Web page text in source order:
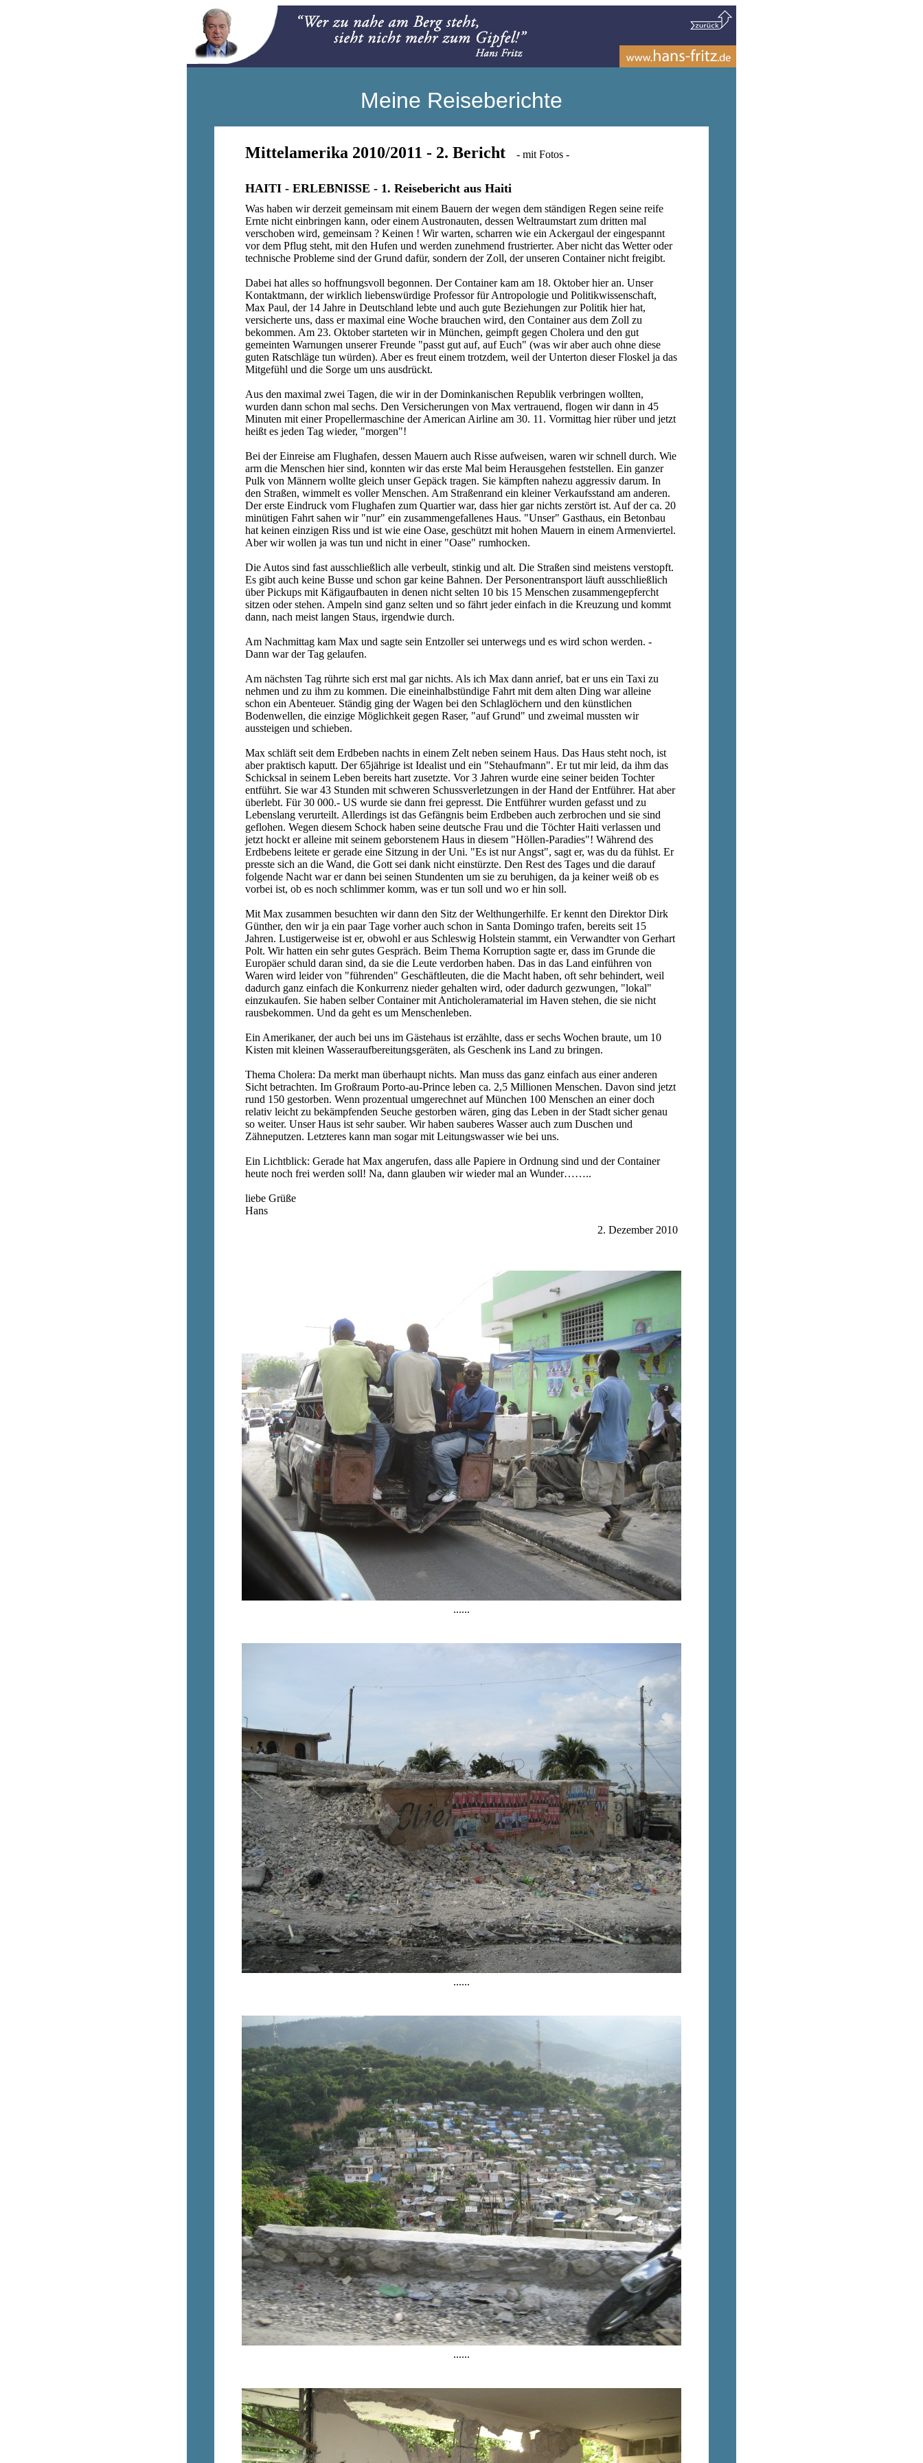
Meine Reiseberichte
Mittelamerika 2010/2011 - 2. Bericht - mit Fotos -
HAITI - ERLEBNISSE - 1. Reisebericht aus Haiti
Was haben wir derzeit gemeinsam mit einem Bauern der wegen dem ständigen Regen seine reife
Ernte nicht einbringen kann, oder einem Austronauten, dessen Weltraumstart zum dritten mal
verschoben wird, gemeinsam ? Keinen ! Wir warten, scharren wie ein Ackergaul der eingespannt
vor dem Pflug steht, mit den Hufen und werden zunehmend frustrierter. Aber nicht das Wetter oder
technische Probleme sind der Grund dafür, sondern der Zoll, der unseren Container nicht freigibt.
Dabei hat alles so hoffnungsvoll begonnen. Der Container kam am 18. Oktober hier an. Unser
Kontaktmann, der wirklich liebenswürdige Professor für Antropologie und Politikwissenschaft,
Max Paul, der 14 Jahre in Deutschland lebte und auch gute Beziehungen zur Politik hier hat,
versicherte uns, dass er maximal eine Woche brauchen wird, den Container aus dem Zoll zu
bekommen. Am 23. Oktober starteten wir in München, geimpft gegen Cholera und den gut
gemeinten Warnungen unserer Freunde "passt gut auf, auf Euch" (was wir aber auch ohne diese
guten Ratschläge tun würden). Aber es freut einem trotzdem, weil der Unterton dieser Floskel ja das
Mitgefühl und die Sorge um uns ausdrückt.
Aus den maximal zwei Tagen, die wir in der Dominkanischen Republik verbringen wollten,
wurden dann schon mal sechs. Den Versicherungen von Max vertrauend, flogen wir dann in 45
Minuten mit einer Propellermaschine der American Airline am 30. 11. Vormittag hier rüber und jetzt
heißt es jeden Tag wieder, "morgen"!
Bei der Einreise am Flughafen, dessen Mauern auch Risse aufweisen, waren wir schnell durch. Wie
arm die Menschen hier sind, konnten wir das erste Mal beim Herausgehen feststellen. Ein ganzer
Pulk von Männern wollte gleich unser Gepäck tragen. Sie kämpften nahezu aggressiv darum. In
den Straßen, wimmelt es voller Menschen. Am Straßenrand ein kleiner Verkaufsstand am anderen.
Der erste Eindruck vom Flughafen zum Quartier war, dass hier gar nichts zerstört ist. Auf der ca. 20
minütigen Fahrt sahen wir "nur" ein zusammengefallenes Haus. "Unser" Gasthaus, ein Betonbau
hat keinen einzigen Riss und ist wie eine Oase, geschützt mit hohen Mauern in einem Armenviertel.
Aber wir wollen ja was tun und nicht in einer "Oase" rumhocken.
Die Autos sind fast ausschließlich alle verbeult, stinkig und alt. Die Straßen sind meistens verstopft.
Es gibt auch keine Busse und schon gar keine Bahnen. Der Personentransport läuft ausschließlich
über Pickups mit Käfigaufbauten in denen nicht selten 10 bis 15 Menschen zusammengepfercht
sitzen oder stehen. Ampeln sind ganz selten und so fährt jeder einfach in die Kreuzung und kommt
dann, nach meist langen Staus, irgendwie durch.
Am Nachmittag kam Max und sagte sein Entzoller sei unterwegs und es wird schon werden. -
Dann war der Tag gelaufen.
Am nächsten Tag rührte sich erst mal gar nichts. Als ich Max dann anrief, bat er uns ein Taxi zu
nehmen und zu ihm zu kommen. Die eineinhalbstündige Fahrt mit dem alten Ding war alleine
schon ein Abenteuer. Ständig ging der Wagen bei den Schlaglöchern und den künstlichen
Bodenwellen, die einzige Möglichkeit gegen Raser, "auf Grund" und zweimal mussten wir
aussteigen und schieben.
Max schläft seit dem Erdbeben nachts in einem Zelt neben seinem Haus. Das Haus steht noch, ist
aber praktisch kaputt. Der 65jährige ist Idealist und ein "Stehaufmann". Er tut mir leid, da ihm das
Schicksal in seinem Leben bereits hart zusetzte. Vor 3 Jahren wurde eine seiner beiden Tochter
entführt. Sie war 43 Stunden mit schweren Schussverletzungen in der Hand der Entführer. Hat aber
überlebt. Für 30 000.- US wurde sie dann frei gepresst. Die Entführer wurden gefasst und zu
Lebenslang verurteilt. Allerdings ist das Gefängnis beim Erdbeben auch zerbrochen und sie sind
geflohen. Wegen diesem Schock haben seine deutsche Frau und die Töchter Haiti verlassen und
jetzt hockt er alleine mit seinem geborstenem Haus in diesem "Höllen-Paradies"! Während des
Erdbebens leitete er gerade eine Sitzung in der Uni. "Es ist nur Angst", sagt er, was du da fühlst. Er
presste sich an die Wand, die Gott sei dank nicht einstürzte. Den Rest des Tages und die darauf
folgende Nacht war er dann bei seinen Stundenten um sie zu beruhigen, da ja keiner weiß ob es
vorbei ist, ob es noch schlimmer komm, was er tun soll und wo er hin soll.
Mit Max zusammen besuchten wir dann den Sitz der Welthungerhilfe. Er kennt den Direktor Dirk
Günther, den wir ja ein paar Tage vorher auch schon in Santa Domingo trafen, bereits seit 15
Jahren. Lustigerweise ist er, obwohl er aus Schleswig Holstein stammt, ein Verwandter von Gerhart
Polt. Wir hatten ein sehr gutes Gespräch. Beim Thema Korruption sagte er, dass im Grunde die
Europäer schuld daran sind, da sie die Leute verdorben haben. Das in das Land einführen von
Waren wird leider von "führenden" Geschäftleuten, die die Macht haben, oft sehr behindert, weil
dadurch ganz einfach die Konkurrenz nieder gehalten wird, oder dadurch gezwungen, "lokal"
einzukaufen. Sie haben selber Container mit Anticholeramaterial im Haven stehen, die sie nicht
rausbekommen. Und da geht es um Menschenleben.
Ein Amerikaner, der auch bei uns im Gästehaus ist erzählte, dass er sechs Wochen braute, um 10
Kisten mit kleinen Wasseraufbereitungsgeräten, als Geschenk ins Land zu bringen.
Thema Cholera: Da merkt man überhaupt nichts. Man muss das ganz einfach aus einer anderen
Sicht betrachten. Im Großraum Porto-au-Prince leben ca. 2,5 Millionen Menschen. Davon sind jetzt
rund 150 gestorben. Wenn prozentual umgerechnet auf München 100 Menschen an einer doch
relativ leicht zu bekämpfenden Seuche gestorben wären, ging das Leben in der Stadt sicher genau
so weiter. Unser Haus ist sehr sauber. Wir haben sauberes Wasser auch zum Duschen und
Zähneputzen. Letzteres kann man sogar mit Leitungswasser wie bei uns.
Ein Lichtblick: Gerade hat Max angerufen, dass alle Papiere in Ordnung sind und der Container
heute noch frei werden soll! Na, dann glauben wir wieder mal an Wunder……..
liebe Grüße
Hans
2. Dezember 2010
......
......
......